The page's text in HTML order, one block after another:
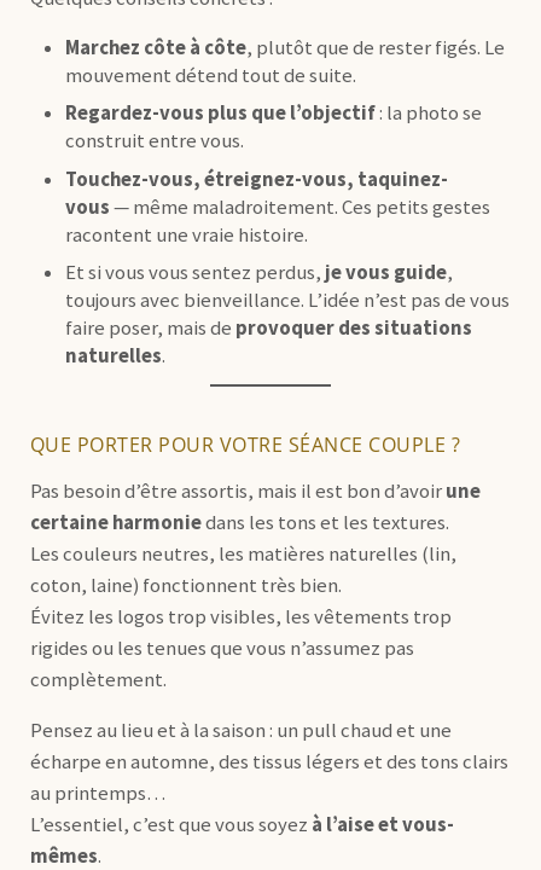
Marchez côte à côte, plutôt que de rester figés. Le
mouvement détend tout de suite.
Regardez-vous plus que l’objectif: la photo se
construit entre vous.
Touchez-vous, étreignez-vous, taquinez-
vous— même maladroitement. Ces petits gestes
racontent une vraie histoire.
Et si vous vous sentez perdus, je vous guide,
toujours avec bienveillance. L’idée n’est pas de vous
faire poser, mais de provoquer des situations
naturelles.
QUE PORTER POUR VOTRE SÉANCE COUPLE ?
Pas besoin d’être assortis, mais il est bon d’avoirune
certaine harmoniedans les tons et les textures.
Les couleurs neutres, les matières naturelles (lin,
coton, laine) fonctionnent très bien.
Évitez les logos trop visibles, les vêtements trop
rigides ou les tenues que vous n’assumez pas
complètement.
Pensez au lieu et à la saison : un pull chaud et une
écharpe en automne, des tissus légers et des tons clairs
au printemps…
L’essentiel, c’est que vous soyez à l’aise et vous-
mêmes.